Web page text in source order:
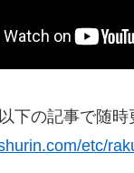
下の記事で随時
etc/